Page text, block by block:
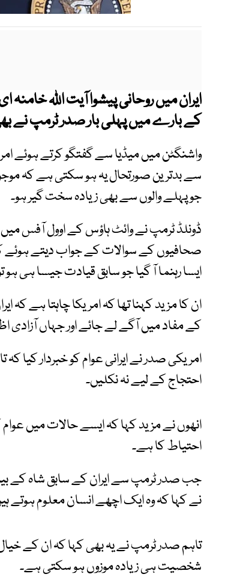
ایران میں روحانی پیشوا آیت اللہ
کے بارے میں پہلی بار صدر ٹرمپ نے
واشنگٹن میں میڈیا سے گفتگو کرتے ہوئے
سے بدترین صورتحال یہ ہو سکتی ہے کہ
جو پہلے والوں سے بھی زیادہ سخت گیر ہو۔
ڈونلڈ ٹرمپ نے وائٹ ہاؤس کے اوول آفس
صحافیوں کے سوالات کے جواب دیتے ہوئے
ایسا رہنما آ گیا جو سابق قیادت جیسا ہی ہو
ان کا مزید کہنا تھا کہ امریکا چاہتا ہے
کے مفاد میں آگے لے جائے اور جہاں آزادی
امریکی صدر نے ایرانی عوام کو خبردار کیا
احتجاج کے لیے نہ نکلیں۔
انھوں نے مزید کہا کہ ایسے حالات میں
احتیاط کا ہے۔
جب صدر ٹرمپ سے ایران کے سابق شاہ کے
نے کہا کہ وہ ایک اچھے انسان معلوم ہوتے
تاہم صدر ٹرمپ نے یہ بھی کہا کہ ان کے
شخصیت ہی زیادہ موزوں ہو سکتی ہے۔